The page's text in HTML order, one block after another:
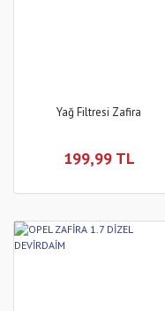
Yağ Filtresi Zafira
199,99 TL